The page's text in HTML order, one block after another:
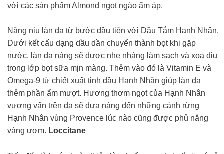
với các sản phẩm Almond ngọt ngào ấm áp.
Nâng niu làn da từ bước đầu tiên với Dầu Tắm Hạnh Nhân.
Dưới kết cấu dạng dầu dần chuyển thành bọt khi gặp
nước, làn da nàng sẽ được nhẹ nhàng làm sạch và xoa dịu
trong lớp bọt sữa mịn màng. Thêm vào đó là Vitamin E và
Omega-9 từ chiết xuất tinh dầu Hạnh Nhân giúp làn da
thêm phần ẩm mượt. Hương thơm ngọt của Hạnh Nhân
vương vấn trên da sẽ đưa nàng đến những cánh rừng
Hạnh Nhân vùng Provence lúc nào cũng được phủ nắng
vàng ươm. Loccitane